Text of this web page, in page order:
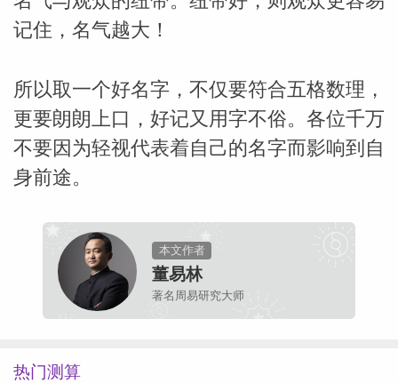
记住，名气越大！
所以取一个好名字，不仅要符合五格数理，
更要朗朗上口，好记又用字不俗。各位千万
不要因为轻视代表着自己的名字而影响到自
身前途。
本文作者
董易林
著名周易研究大师
热门测算